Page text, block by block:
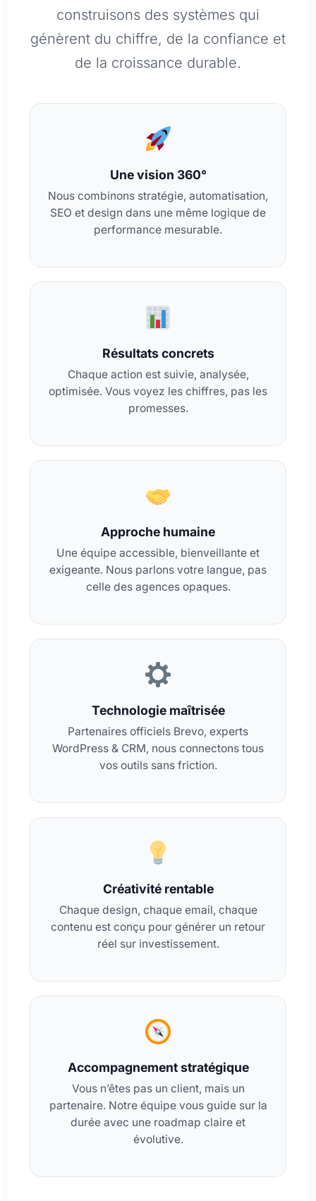
construisons des systèmes qui
génèrent du chiffre, de la confiance et
de la croissance durable.
Une vision 360°
Nous combinons stratégie, automatisation,
SEO et design dans une même logique de
performance mesurable.
Résultats concrets
Chaque action est suivie, analysée,
optimisée. Vous voyez les chiffres, pas les
promesses.
Approche humaine
Une équipe accessible, bienveillante et
exigeante. Nous parlons votre langue, pas
celle des agences opaques.
Technologie maîtrisée
Partenaires officiels Brevo, experts
WordPress & CRM, nous connectons tous
vos outils sans friction.
Créativité rentable
Chaque design, chaque email, chaque
contenu est conçu pour générer un retour
réel sur investissement.
Accompagnement stratégique
Vous n’êtes pas un client, mais un
partenaire. Notre équipe vous guide sur la
durée avec une roadmap claire et
évolutive.